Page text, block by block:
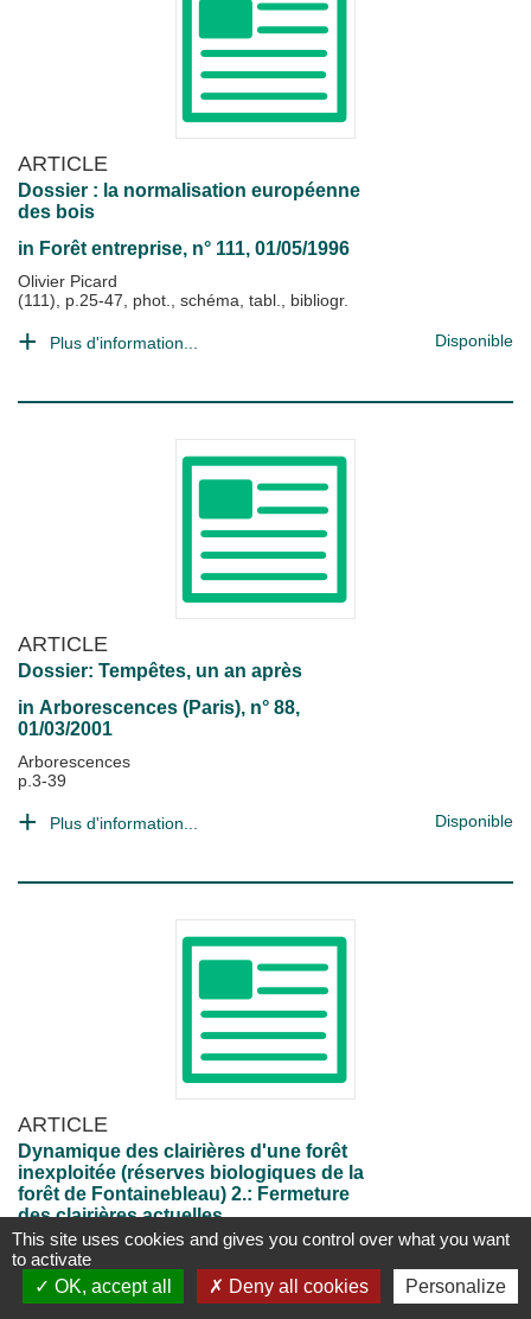
ARTICLE
Dossier : la normalisation européenne
des bois
in Forêt entreprise, n° 111, 01/05/1996
Olivier Picard
(111), p.25-47, phot., schéma, tabl., bibliogr.
Plus d'information... Disponible
ARTICLE
Dossier: Tempêtes, un an après
in Arborescences (Paris), n° 88,
01/03/2001
Arborescences
p.3-39
Plus d'information... Disponible
ARTICLE
Dynamique des clairières d'une forêt
inexploitée (réserves biologiques de la
forêt de Fontainebleau) 2.: Fermeture
des clairières actuelles.
inActa oecologica. Oecologia generalis
, Vol. 5 n° 2, 01/06/1984
A. Faille;Georges Lemée;J.Y. Pontailler
This site uses cookies and gives you control over what you want
to activate
OK, accept all
Deny all cookies Personalize